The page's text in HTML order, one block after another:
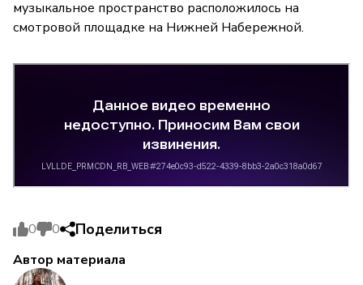
музыкальное пространство расположилось на
смотровой площадке на Нижней Набережной.
0 0 Поделиться
Автор материала